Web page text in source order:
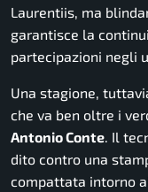
Laurentiis, ma
garantisce la
partecipazioni negli
Una stagione,
che va ben oltre i
Antonio Conte. Il
dito contro una
compattata intorno